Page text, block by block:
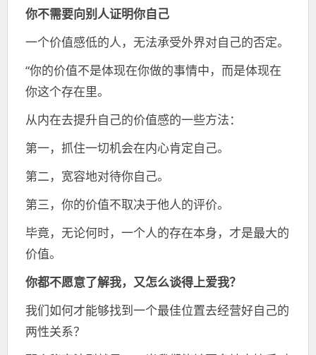
你不需要向别人证明你自己
一个价值感低的人，无法承受外界对自己的否定。
“你的价值不是体现在你做的事情中，而是体现在
你这个存在里。
从内在去提升自己的价值感的一些方法：
第一，抓住一切机会在内心肯定自己。
第二，宽容地对待你自己。
第三，你的价值不取决于他人的评价。
毕竟，无论何时，一个人的存在本身，才是最大的
价值。
你都不愿意了解我，又怎么谈得上爱我？
我们如何才能够找到一个最佳位置去经营好自己的
两性关系？